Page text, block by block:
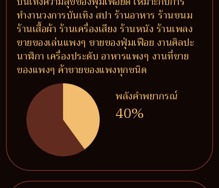
ทำงานวงการบันเทิง สปา ร้านอาหาร ร้านขนม
ร้านเสื้อผ้า ร้านเครื่องเสียง ร้านหนัง ร้านเพลง
ขายของเล่นแพงๆ ขายของฟุ่มเฟือย งานศิลปะ
นาฬิกา เครื่องประดับ อาหารแพงๆ งานที่ขาย
ของแพงๆ ค้าขายของแพงทุกชนิด
พลังคำพยากรณ์
40%